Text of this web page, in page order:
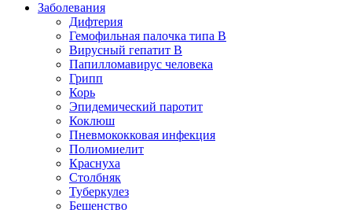
Заболевания
Дифтерия
Гемофильная палочка типа B
Вирусный гепатит В
Папилломавирус человека
Грипп
Корь
Эпидемический паротит
Коклюш
Пневмококковая инфекция
Полиомиелит
Краснуха
Столбняк
Туберкулез
Бешенство